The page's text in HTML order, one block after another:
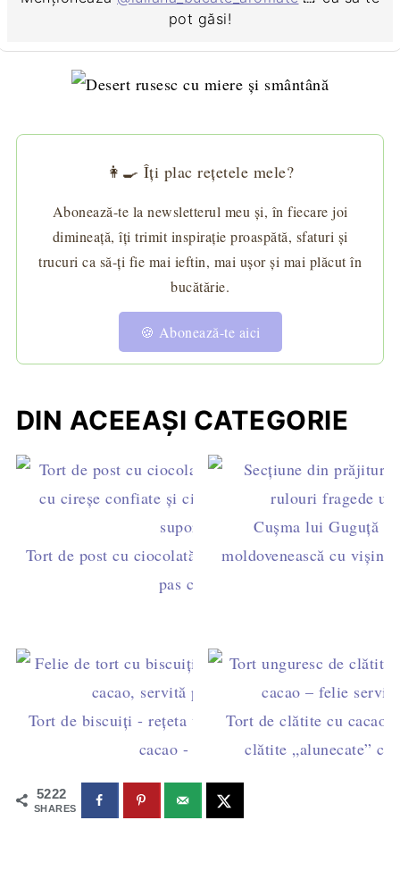
pot găsi!
👩‍🍳 Îți plac rețetele mele?
Abonează-te la newsletterul meu și, în fiecare joi
dimineață, îți trimit inspirație proaspătă, sfaturi și
trucuri ca să-ți fie mai ieftin, mai ușor și mai plăcut în
bucătărie.
🍪 Abonează-te aici
DIN ACEEAȘI CATEGORIE
Tort de post cu ciocolată și gem de caise – rețetă
pas cu pas
Cușma lui Guguță –
moldovenească cu vișine
Tort de biscuiți - rețeta veche cu cremă fiartă de
cacao - fără ouă
Tort de clătite cu cacao
clătite „alunecate”
5222
SHARES